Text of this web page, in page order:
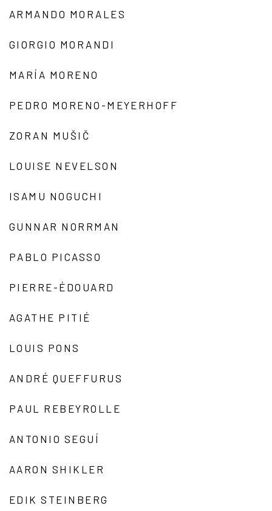
ARMANDO MORALES
GIORGIO MORANDI
MARÍA MORENO
PEDRO MORENO-MEYERHOFF
ZORAN MUŠIČ
LOUISE NEVELSON
ISAMU NOGUCHI
GUNNAR NORRMAN
PABLO PICASSO
PIERRE-ÉDOUARD
AGATHE PITIÉ
LOUIS PONS
ANDRÉ QUEFFURUS
PAUL REBEYROLLE
ANTONIO SEGUÍ
AARON SHIKLER
EDIK STEINBERG